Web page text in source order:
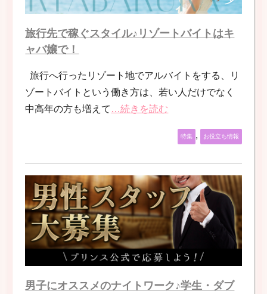
旅行先で稼ぐスタイル♪リゾートバイトはキ
ャバ嬢で！
旅行へ行ったリゾート地でアルバイトをする、リ
ゾートバイトという働き方は、若い人だけでなく
中高年の方も増えて …続きを読む
特集 , お役立ち情報
男子にオススメのナイトワーク♪学生・ダブ